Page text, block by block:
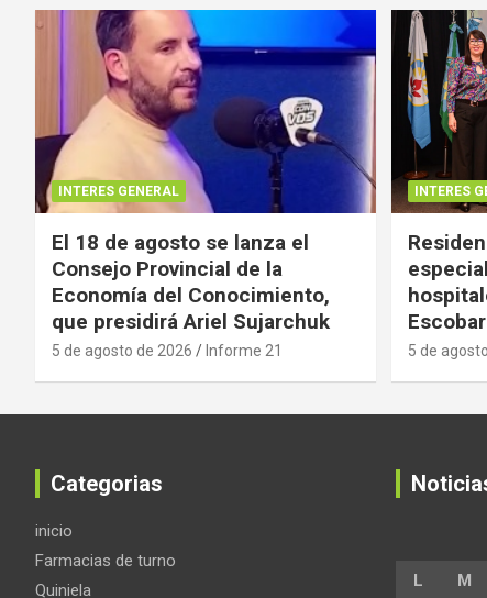
INTERES GENERAL
El 18 de agosto se lanza el
Consejo Provincial de la
Economía del Conocimiento,
que presidirá Ariel Sujarchuk
5 de agosto de 2026 Informe 21
INTERES
Escobar
5 de
Categorias
inicio
Farmacias de turno
Quiniela
L M